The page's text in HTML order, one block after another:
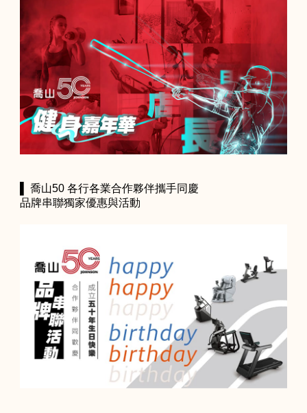
▌ 喬山50 各行各業合作夥伴攜手同慶
品牌串聯獨家優惠與活動